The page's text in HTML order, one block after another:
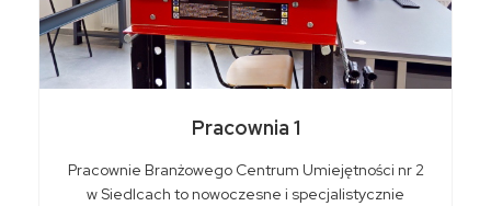
Pracownia 1
Pracownie Branżowego Centrum Umiejętności nr 2
w Siedlcach to nowoczesne i specjalistycznie